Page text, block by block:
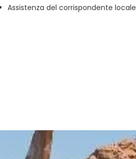
Assistenza del corrispondente locale